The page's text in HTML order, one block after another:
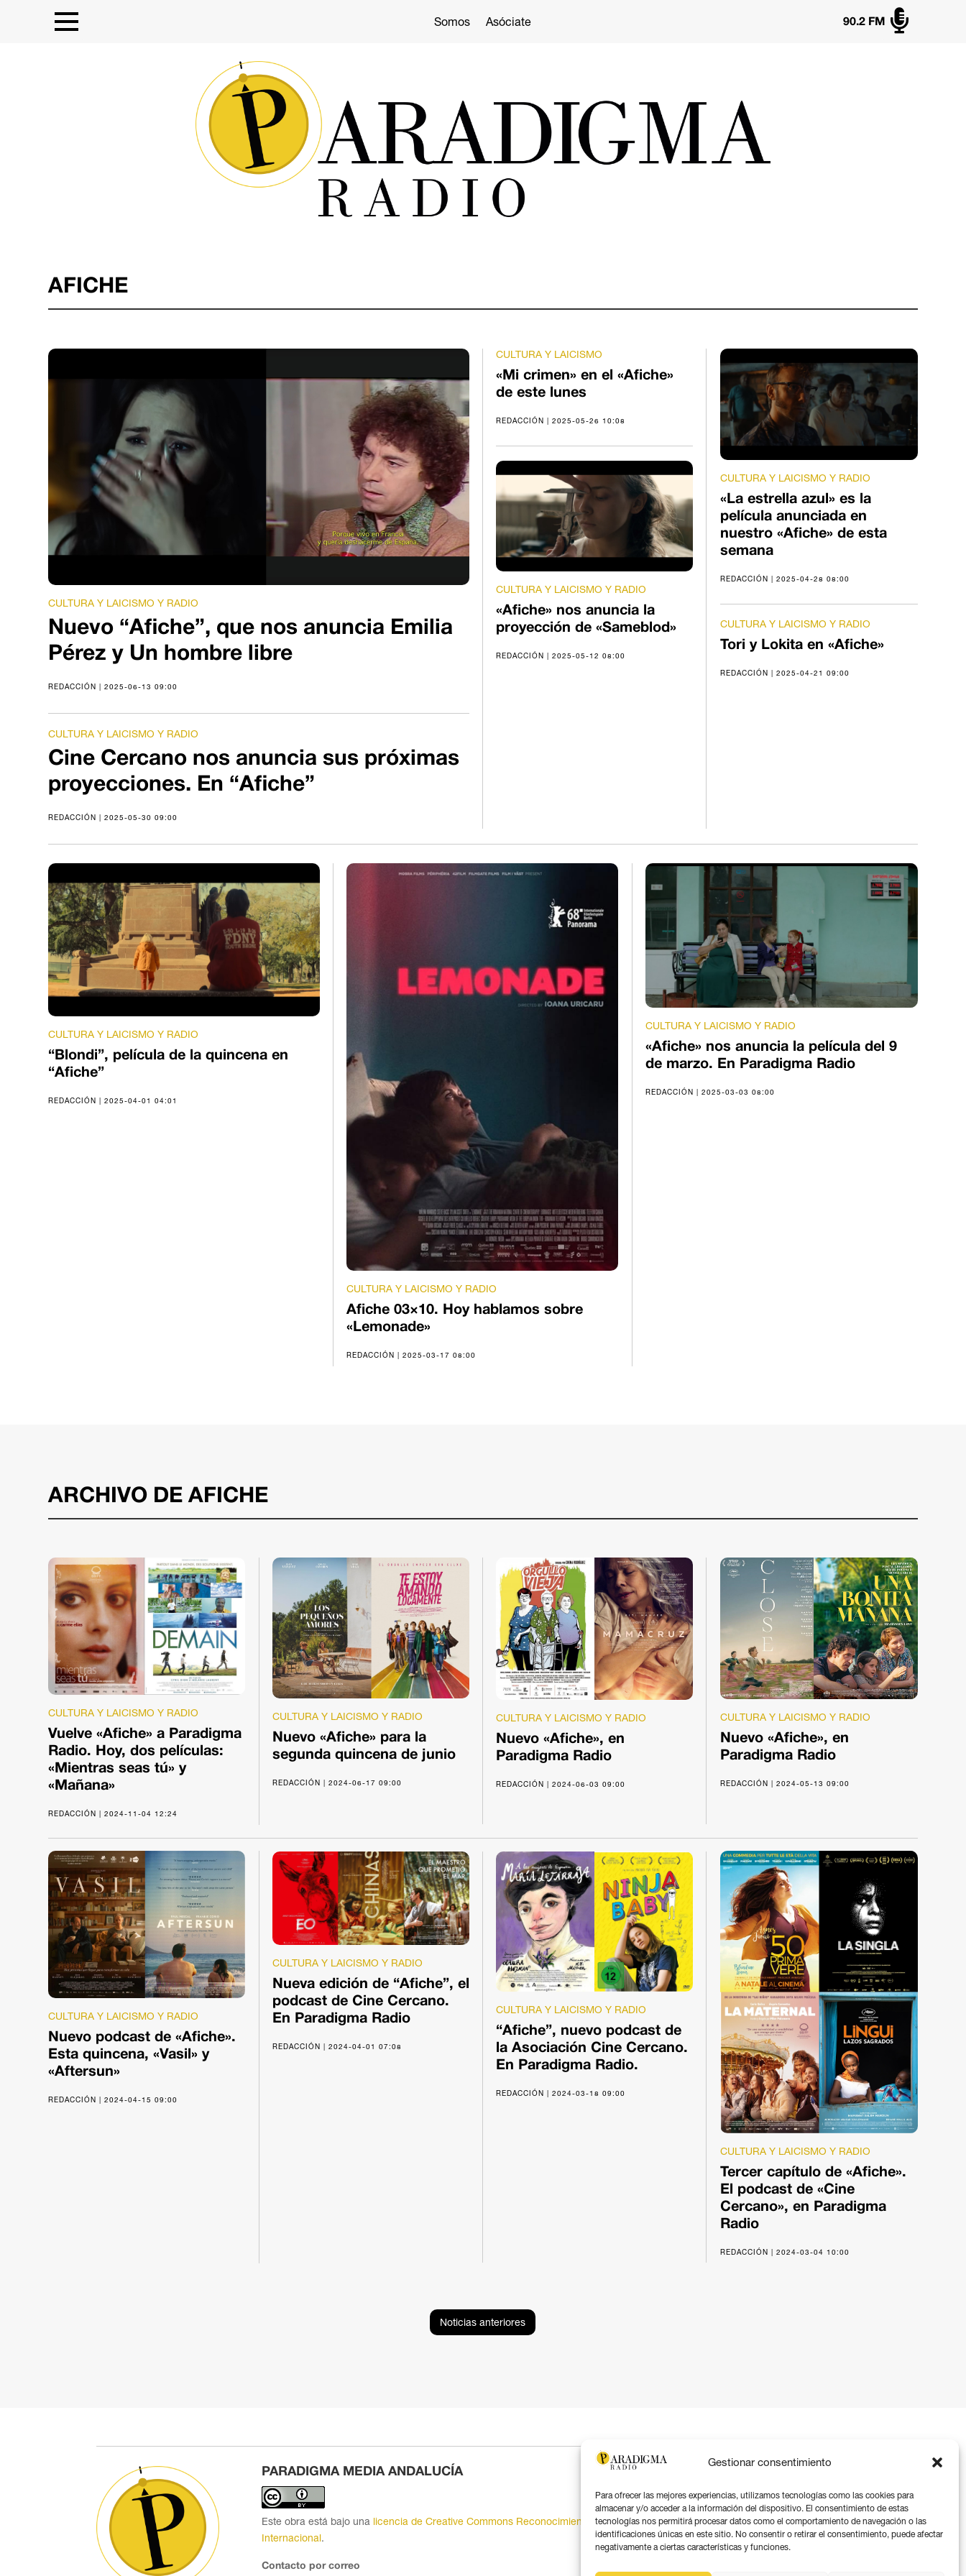
Gestionar consentimiento
Para ofrecer las mejores experiencias, utilizamos tecnologías como las cookies para
almacenar y/o acceder a la información del dispositivo. El consentimiento de estas
tecnologías nos permitirá procesar datos como el comportamiento de navegación o las
identificaciones únicas en este sitio. No consentir o retirar el consentimiento, puede afectar
negativamente a ciertas características y funciones.
Somos Asóciate 
90.2 FM
AFICHE
CULTURA Y LAICISMO Y RADIO
Nuevo “Afiche”, que nos anuncia Emilia
Pérez y Un hombre libre
REDACCIÓN | 2025-06-13 09:00
CULTURA Y LAICISMO Y RADIO
Cine Cercano nos anuncia sus próximas
proyecciones. En “Afiche”
REDACCIÓN | 2025-05-30 09:00
CULTURA Y LAICISMO
«Mi crimen» en el «Afiche»
de este lunes
REDACCIÓN | 2025-05-26 10:08
CULTURA Y LAICISMO Y RADIO
«Afiche» nos anuncia la
proyección de «Sameblod»
REDACCIÓN | 2025-05-12 08:00
CULTURA Y LAICISMO Y RADIO
«La estrella azul» es la
película anunciada en
nuestro «Afiche» de esta
semana
REDACCIÓN | 2025-04-28 08:00
CULTURA Y LAICISMO Y RADIO
Tori y Lokita en «Afiche»
REDACCIÓN | 2025-04-21 09:00
CULTURA Y LAICISMO Y RADIO
“Blondi”, película de la quincena en
“Afiche”
REDACCIÓN | 2025-04-01 04:01
CULTURA Y LAICISMO Y RADIO
Afiche 03×10. Hoy hablamos sobre
«Lemonade»
REDACCIÓN | 2025-03-17 08:00
CULTURA Y LAICISMO Y RADIO
«Afiche» nos anuncia la película del 9
de marzo. En Paradigma Radio
REDACCIÓN | 2025-03-03 08:00
ARCHIVO DE AFICHE
CULTURA Y LAICISMO Y RADIO
Vuelve «Afiche» a Paradigma
Radio. Hoy, dos películas:
«Mientras seas tú» y
«Mañana»
REDACCIÓN | 2024-11-04 12:24
CULTURA Y LAICISMO Y RADIO
Nuevo «Afiche» para la
segunda quincena de junio
REDACCIÓN | 2024-06-17 09:00
CULTURA Y LAICISMO Y RADIO
Nuevo «Afiche», en
Paradigma Radio
REDACCIÓN | 2024-06-03 09:00
CULTURA Y LAICISMO Y RADIO
Nuevo «Afiche», en
Paradigma Radio
REDACCIÓN | 2024-05-13 09:00
CULTURA Y LAICISMO Y RADIO
Nuevo podcast de «Afiche».
Esta quincena, «Vasil» y
«Aftersun»
REDACCIÓN | 2024-04-15 09:00
CULTURA Y LAICISMO Y RADIO
Nueva edición de “Afiche”, el
podcast de Cine Cercano.
En Paradigma Radio
REDACCIÓN | 2024-04-01 07:08
CULTURA Y LAICISMO Y RADIO
“Afiche”, nuevo podcast de
la Asociación Cine Cercano.
En Paradigma Radio.
REDACCIÓN | 2024-03-18 09:00
CULTURA Y LAICISMO Y RADIO
Tercer capítulo de «Afiche».
El podcast de «Cine
Cercano», en Paradigma
Radio
REDACCIÓN | 2024-03-04 10:00
Noticias anteriores
PARADIGMA MEDIA ANDALUCÍA
Este obra está bajo una licencia de Creative Commons Reconocimiento 4.0
Internacional.
Contacto por correo
Aviso legal
Política de privacidad